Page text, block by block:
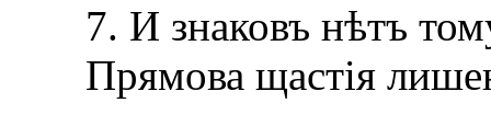
7. И знаковъ нѣтъ
Прямова щастія